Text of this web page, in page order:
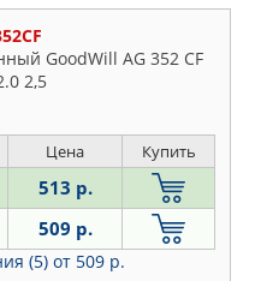
GoodWill AG 352 CF
2,5
Цена Купить
513 р.
509 р.
(5) от 509 р.